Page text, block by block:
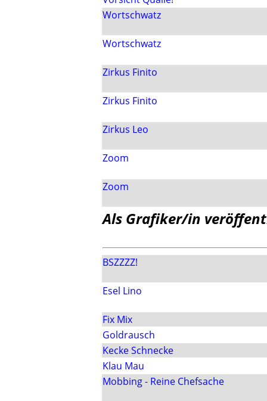
Wortschwatz
Wortschwatz
Zirkus Finito
Zirkus Finito
Zirkus Leo
Zoom
Zoom
Als Grafiker/in
BSZZZZ!
Esel Lino
Fix Mix
Goldrausch
Kecke Schnecke
Klau Mau
Mobbing - Reine Chefsache